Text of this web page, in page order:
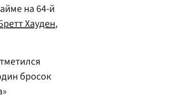
на 64-й
Хауден,
бросок